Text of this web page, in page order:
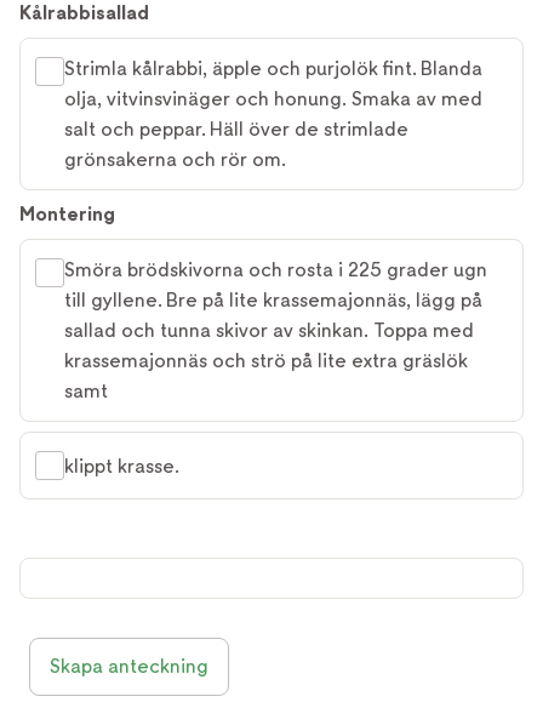
Kålrabbisallad
Strimla kålrabbi, äpple och purjolök fint. Blanda
olja, vitvinsvinäger och honung. Smaka av med
salt och peppar. Häll över de strimlade
grönsakerna och rör om.
Montering
Smöra brödskivorna och rosta i 225 grader ugn
till gyllene. Bre på lite krassemajonnäs, lägg på
sallad och tunna skivor av skinkan. Toppa med
krassemajonnäs och strö på lite extra gräslök
samt
klippt krasse.
Skapa anteckning